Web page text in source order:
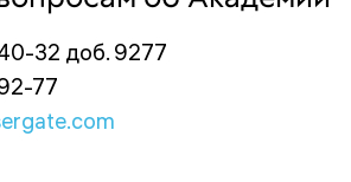
32 доб. 9277
77